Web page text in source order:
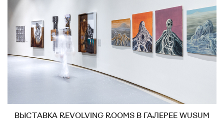
ВЫСТАВКА REVOLVING ROOMS В ГАЛЕРЕЕ WUSUM